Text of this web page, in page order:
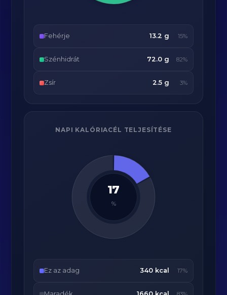
Fehérje 13.2 g 15%
Szénhidrát 72.0 g 82%
Zsír 2.5 g 3%
NAPI KALÓRIACÉL TELJESÍTÉSE
17
%
Ez az adag 340 kcal 17%